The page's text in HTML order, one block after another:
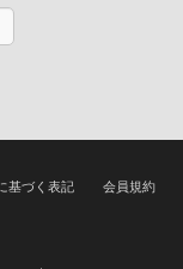
基づく表記 会員規約